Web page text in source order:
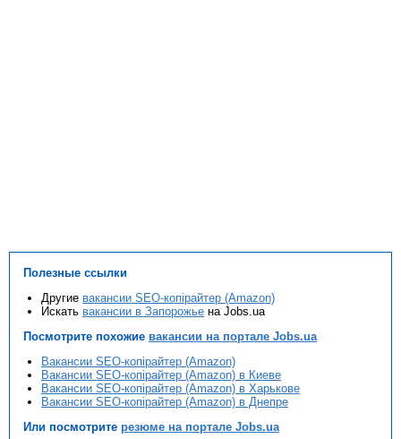
Полезные ссылки
Другие вакансии SEO-копірайтер (Amazon)
Искать вакансии в Запорожье на Jobs.ua
Посмотрите похожие вакансии на портале Jobs.ua
Вакансии SEO-копірайтер (Amazon)
Вакансии SEO-копірайтер (Amazon) в Киеве
Вакансии SEO-копірайтер (Amazon) в Харькове
Вакансии SEO-копірайтер (Amazon) в Днепре
Или посмотрите резюме на портале Jobs.ua